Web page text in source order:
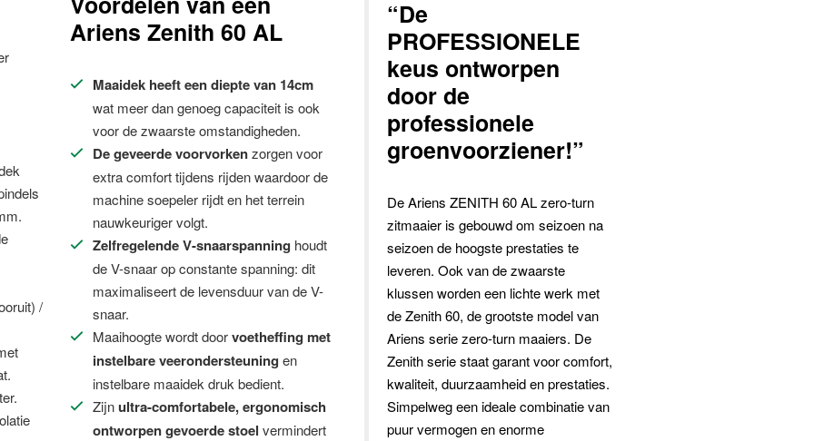
/
Ariens Zenith 60 AL
Maaidek heeft een diepte van 14cm
wat meer dan genoeg capaciteit is ook
voor de zwaarste omstandigheden.
De geveerde voorvorkenzorgen voor
extra comfort tijdens rijden waardoor de
machine soepeler rijdt en het terrein
nauwkeuriger volgt.
Zelfregelende V-snaarspanning houdt
de V-snaar op constante spanning: dit
maximaliseert de levensduur van de V-
snaar.
Maaihoogte wordt doorvoetheffing met
instelbare veerondersteuning en
instelbare maaidek druk bedient.
Zijnultra-comfortabele, ergonomisch
ontworpen gevoerde stoel vermindert
“De
PROFESSIONELE
keus ontworpen
door de
professionele
groenvoorziener!”
De Ariens ZENITH 60 AL zero-turn
zitmaaier is gebouwd om seizoen na
seizoen de hoogste prestaties te
leveren. Ook van de zwaarste
klussen worden een lichte werk met
de Zenith 60, de grootste model van
Ariens serie zero-turn maaiers. De
Zenith serie staat garant voor comfort,
kwaliteit, duurzaamheid en prestaties.
Simpelweg een ideale combinatie van
puur vermogen en enorme